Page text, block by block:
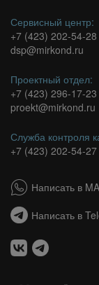
Сервисный центр:
+7 (423) 202-54-28
dsp@mirkond.ru
Проектный отдел:
+7 (423) 296-17-23
proekt@mirkond.ru
Служба контроля
+7 (423) 202-54-27
Написать в
Написать в